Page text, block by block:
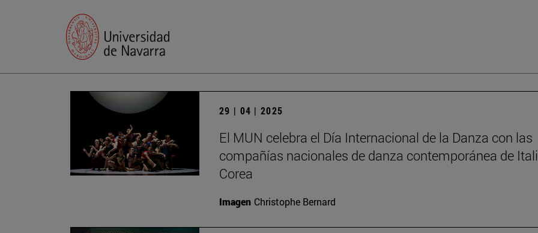
29 | 04 | 2025
El MUN celebra el Día Internacional de la Danza con las
compañías nacionales de danza contemporánea de
Corea
Imagen Christophe Bernard